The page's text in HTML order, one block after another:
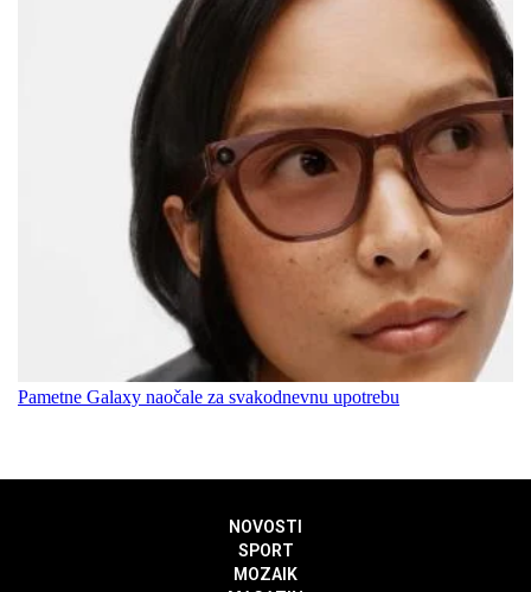
Pametne Galaxy naočale za svakodnevnu upotrebu
NOVOSTI
SPORT
MOZAIK